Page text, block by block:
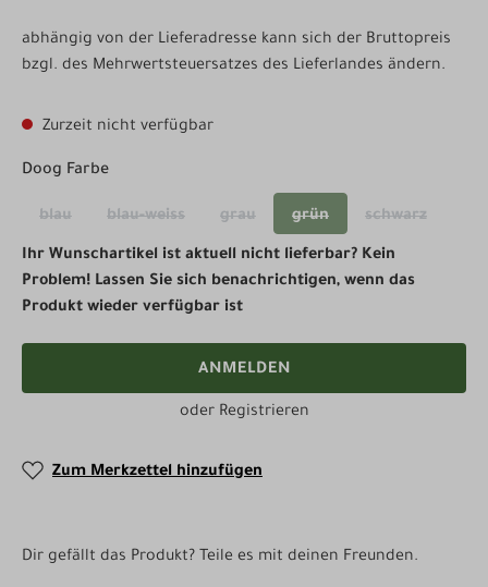
abhängig von der Lieferadresse kann sich der Bruttopreis
bzgl. des Mehrwertsteuersatzes des Lieferlandes ändern.
Zurzeit nicht verfügbar
Doog Farbeauswählen
blau
(Diese Option ist zurzeit nicht verfügbar.)
blau-weiss
(Diese Option ist zurzeit nicht verfügbar.)
grau
(Diese Option ist zurzeit nicht
grün
(Diese Option ist zurzeit
schwarz
Ihr Wunschartikel ist aktuell nicht lieferbar? Kein
Problem! Lassen Sie sich benachrichtigen, wenn das
Produkt wieder verfügbar ist
ANMELDEN
oder Registrieren
Zum Merkzettel hinzufügen
Dir gefällt das Produkt? Teile es mit deinen Freunden.